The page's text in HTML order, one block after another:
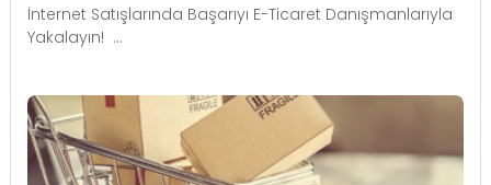
İnternet Satışlarında Başarıyı E-Ticaret Danışmanlarıyla
Yakalayın! ...